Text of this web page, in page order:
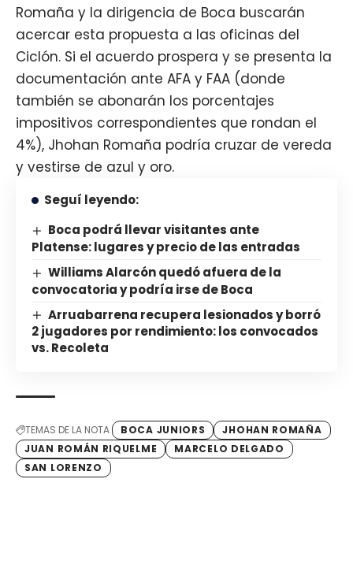
Romaña y la dirigencia de Boca buscarán
acercar esta propuesta a las oficinas del
Ciclón. Si el acuerdo prospera y se presenta la
documentación ante AFA y FAA (donde
también se abonarán los porcentajes
impositivos correspondientes que rondan el
4%), Jhohan Romaña podría cruzar de vereda
y vestirse de azul y oro.
Seguí leyendo:
Boca podrá llevar visitantes ante
Platense: lugares y precio de las entradas
Williams Alarcón quedó afuera de la
convocatoria y podría irse de Boca
Arruabarrena recupera lesionados y borró
2 jugadores por rendimiento: los convocados
vs. Recoleta
TEMAS DE LA NOTA BOCA JUNIORS
JHOHAN ROMAÑA
JUAN ROMÁN RIQUELME
MARCELO DELGADO
SAN LORENZO